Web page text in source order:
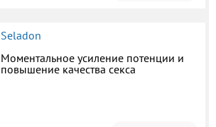
Seladon
Моментальное усиление потенции и
повышение качества секса